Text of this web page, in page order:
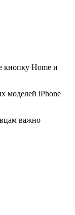
кнопку Home и
моделей iPhone
важно